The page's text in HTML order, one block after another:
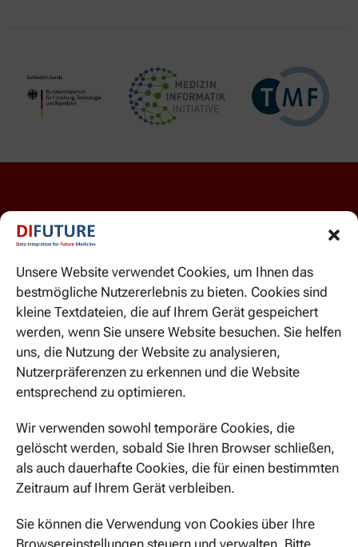
Unsere Website verwendet Cookies, um Ihnen das
bestmögliche Nutzererlebnis zu bieten. Cookies sind
kleine Textdateien, die auf Ihrem Gerät gespeichert
werden, wenn Sie unsere Website besuchen. Sie helfen
uns, die Nutzung der Website zu analysieren,
Nutzerpräferenzen zu erkennen und die Website
entsprechend zu optimieren.
Wir verwenden sowohl temporäre Cookies, die
gelöscht werden, sobald Sie Ihren Browser schließen,
als auch dauerhafte Cookies, die für einen bestimmten
Zeitraum auf Ihrem Gerät verbleiben.
Sie können die Verwendung von Cookies über Ihre
Browsereinstellungen steuern und verwalten. Bitte
WIR SIND HIER ZU ERREICHEN
Ismaninger Str. 22
JETZT KONTAKTIEREN